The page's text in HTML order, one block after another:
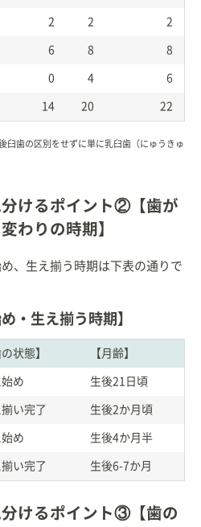
2 2 2
6 8 8
0 4 6
14 20 22
臼歯の区別をせずに単に乳臼歯（にゅうきゅ
けるポイント②【歯が
わりの時期】
、生え揃う時期は下表の通りで
・生え揃う時期】
の状態】 【月齢】
め 生後21日頃
い完了 生後2か月頃
め 生後4か月半
い完了 生後6-7か月
けるポイント③【歯の